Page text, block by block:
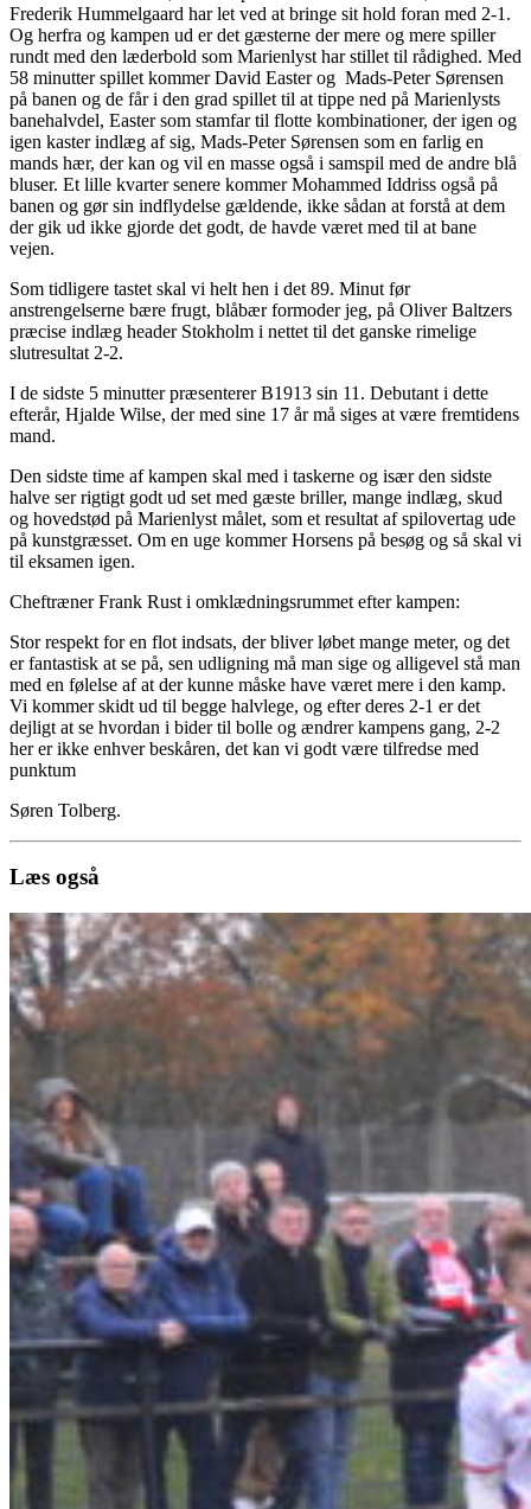
Frederik Hummelgaard har let ved at bringe sit hold foran med 2-1.
Og herfra og kampen ud er det gæsterne der mere og mere spiller
rundt med den læderbold som Marienlyst har stillet til rådighed. Med
58 minutter spillet kommer David Easter og Mads-Peter Sørensen
på banen og de får i den grad spillet til at tippe ned på Marienlysts
banehalvdel, Easter som stamfar til flotte kombinationer, der igen og
igen kaster indlæg af sig, Mads-Peter Sørensen som en farlig en
mands hær, der kan og vil en masse også i samspil med de andre blå
bluser. Et lille kvarter senere kommer Mohammed Iddriss også på
banen og gør sin indflydelse gældende, ikke sådan at forstå at dem
der gik ud ikke gjorde det godt, de havde været med til at bane
vejen.
Som tidligere tastet skal vi helt hen i det 89. Minut før
anstrengelserne bære frugt, blåbær formoder jeg, på Oliver Baltzers
præcise indlæg header Stokholm i nettet til det ganske rimelige
slutresultat 2-2.
I de sidste 5 minutter præsenterer B1913 sin 11. Debutant i dette
efterår, Hjalde Wilse, der med sine 17 år må siges at være fremtidens
mand.
Den sidste time af kampen skal med i taskerne og især den sidste
halve ser rigtigt godt ud set med gæste briller, mange indlæg, skud
og hovedstød på Marienlyst målet, som et resultat af spilovertag ude
på kunstgræsset. Om en uge kommer Horsens på besøg og så skal vi
til eksamen igen.
Cheftræner Frank Rust i omklædningsrummet efter kampen:
Stor respekt for en flot indsats, der bliver løbet mange meter, og det
er fantastisk at se på, sen udligning må man sige og alligevel stå man
med en følelse af at der kunne måske have været mere i den kamp.
Vi kommer skidt ud til begge halvlege, og efter deres 2-1 er det
dejligt at se hvordan i bider til bolle og ændrer kampens gang, 2-2
her er ikke enhver beskåren, det kan vi godt være tilfredse med
punktum
Søren Tolberg.
Læs også